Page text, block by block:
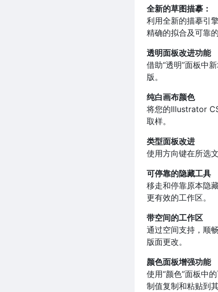
全新的草图描摹：
利用全新的描摹引
精确的拟合及可靠的
透明面板改进功能
借助“透明”面板中
版。
纯白画布颜色
将您的Illustrator
取样。
类型面板改进
使用方向键在所选
可停靠的隐藏工具
移走和停靠原本隐
更有效的工作区。
带空间的工作区
通过空间支持，顺
版面更改。
颜色面板增强功能
使用“颜色”面板中
制值复制和粘贴到